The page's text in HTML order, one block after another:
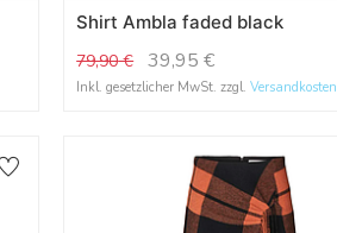
Shirt Ambla faded black
79,90€ 39,95 €
Inkl. gesetzlicher MwSt. zzgl.Versandkosten